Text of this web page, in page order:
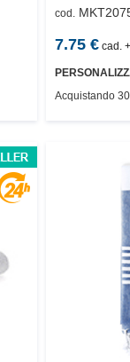
cod.
7.75€ cad.
Acquistando